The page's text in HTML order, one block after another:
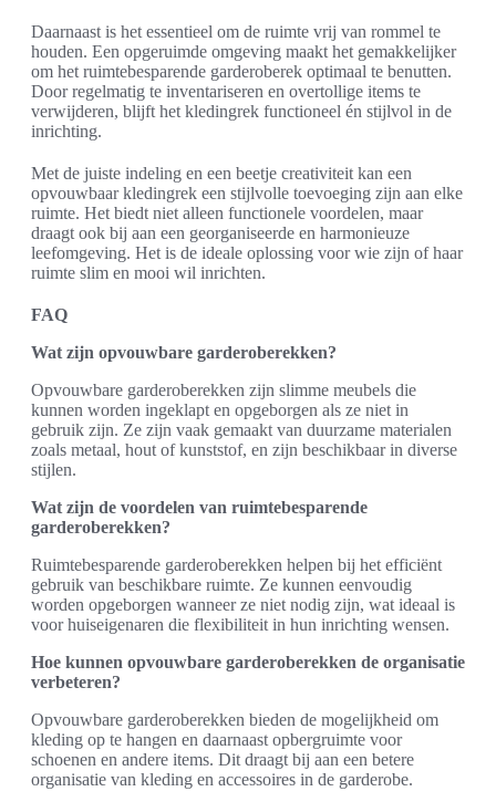
Daarnaast is het essentieel om de ruimte vrij van rommel te
houden. Een opgeruimde omgeving maakt het gemakkelijker
om het ruimtebesparende garderoberek optimaal te benutten.
Door regelmatig te inventariseren en overtollige items te
verwijderen, blijft het kledingrek functioneel én stijlvol in de
inrichting.
Met de juiste indeling en een beetje creativiteit kan een
opvouwbaar kledingrek een stijlvolle toevoeging zijn aan elke
ruimte. Het biedt niet alleen functionele voordelen, maar
draagt ook bij aan een georganiseerde en harmonieuze
leefomgeving. Het is de ideale oplossing voor wie zijn of haar
ruimte slim en mooi wil inrichten.
FAQ
Wat zijn opvouwbare garderoberekken?
Opvouwbare garderoberekken zijn slimme meubels die
kunnen worden ingeklapt en opgeborgen als ze niet in
gebruik zijn. Ze zijn vaak gemaakt van duurzame materialen
zoals metaal, hout of kunststof, en zijn beschikbaar in diverse
stijlen.
Wat zijn de voordelen van ruimtebesparende
garderoberekken?
Ruimtebesparende garderoberekken helpen bij het efficiënt
gebruik van beschikbare ruimte. Ze kunnen eenvoudig
worden opgeborgen wanneer ze niet nodig zijn, wat ideaal is
voor huiseigenaren die flexibiliteit in hun inrichting wensen.
Hoe kunnen opvouwbare garderoberekken de organisatie
verbeteren?
Opvouwbare garderoberekken bieden de mogelijkheid om
kleding op te hangen en daarnaast opbergruimte voor
schoenen en andere items. Dit draagt bij aan een betere
organisatie van kleding en accessoires in de garderobe.